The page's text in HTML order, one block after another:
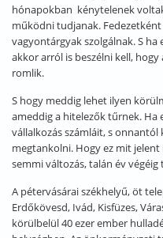
hónapokban kénytelenek
működni tudjanak.
vagyontárgyak szolgálnak. S
akkor arról is beszélni kell,
romlik.
S hogy meddig lehet ilyen
ameddig a hitelezők tűrnek. Ha
vállalkozás számláit, s
megtankolni. Hogy ez mit
semmi változás, talán év
A pétervásárai székhelyű, öt
Erdőkövesd, Ivád, Kisfüzes,
körülbelül 40 ezer ember